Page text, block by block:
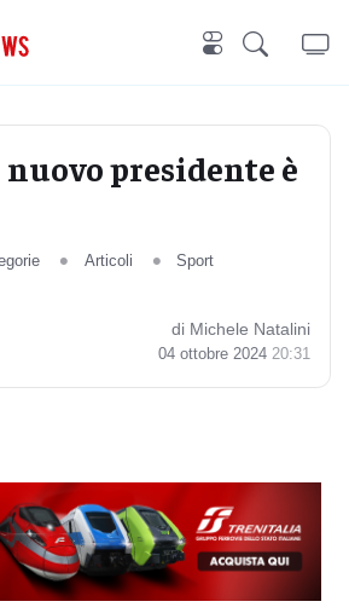
presidente è
Articoli
Sport
di Michele Natalini
04 ottobre 2024 20:31